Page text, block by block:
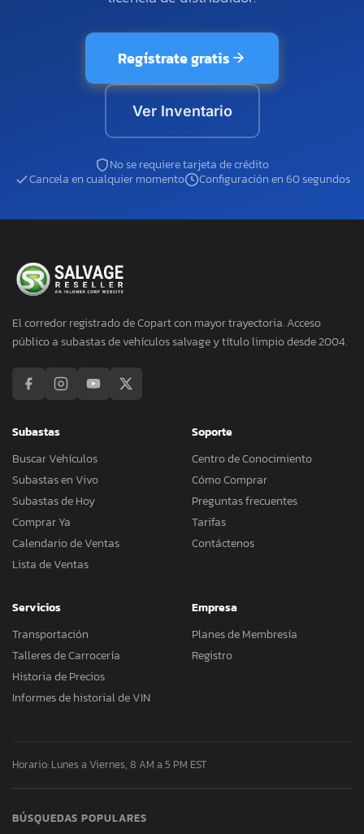
Regístrate gratis
Ver Inventario
No se requiere tarjeta de crédito
Cancela en cualquier momento
Configuración en 60 segundos
El corredor registrado de Copart con mayor trayectoria. Acceso
público a subastas de vehículos salvage y título limpio desde 2004.
Subastas
Buscar Vehículos
Subastas en Vivo
Subastas de Hoy
Comprar Ya
Calendario de Ventas
Lista de Ventas
Soporte
Centro de Conocimiento
Cómo Comprar
Preguntas frecuentes
Tarifas
Contáctenos
Servicios
Transportación
Talleres de Carrocería
Historia de Precios
Informes de historial de VIN
Empresa
Planes de Membresía
Registro
Horario: Lunes a Viernes, 8 AM a 5 PM EST
BÚSQUEDAS POPULARES